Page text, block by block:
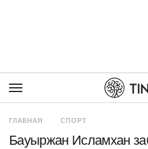
ГЛАВНАЯ СПОРТ
Бауыржан Исламхан